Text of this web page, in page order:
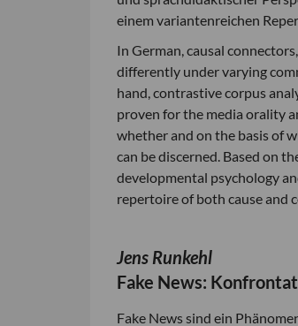
einem variantenreichen
In German, causal
differently under varying
hand, contrastive corpus
proven for the media orality
whether and on the basis of
can be discerned. Based on
developmental psychology
repertoire of both cause and
Jens Runkehl
Fake News:
Fake News sind ein